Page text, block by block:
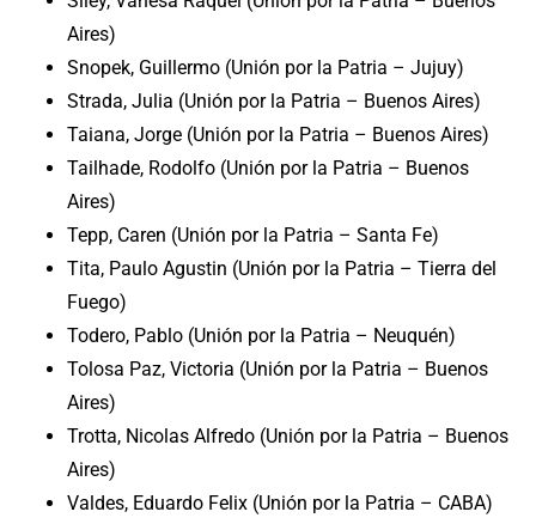
Aires)
Snopek, Guillermo (Unión por la Patria – Jujuy)
Strada, Julia (Unión por la Patria – Buenos Aires)
Taiana, Jorge (Unión por la Patria – Buenos Aires)
Tailhade, Rodolfo (Unión por la Patria – Buenos
Aires)
Tepp, Caren (Unión por la Patria – Santa Fe)
Tita, Paulo Agustin (Unión por la Patria – Tierra del
Fuego)
Todero, Pablo (Unión por la Patria – Neuquén)
Tolosa Paz, Victoria (Unión por la Patria – Buenos
Aires)
Trotta, Nicolas Alfredo (Unión por la Patria – Buenos
Aires)
Valdes, Eduardo Felix (Unión por la Patria – CABA)